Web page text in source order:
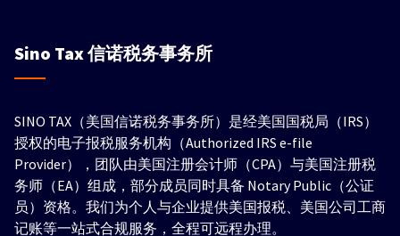
Sino Tax信诺税务事务所
SINO TAX（美国信诺税务事务所）是经美国国税局（IRS）
授权的电子报税服务机构（Authorized IRS e-file
Provider），团队由美国注册会计师（CPA）与美国注册税
务师（EA）组成，部分成员同时具备 Notary Public（公证
员）资格。我们为个人与企业提供美国报税、美国公司工商
记账等一站式合规服务，全程可远程办理。